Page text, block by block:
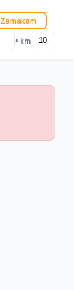
Zamakám
+ km